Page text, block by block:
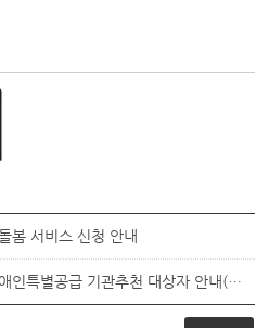
봄 서비스 신청 안내
(민간분양)장애인특별공급 기관추천 대상자 안내(래미안 엘라비네)